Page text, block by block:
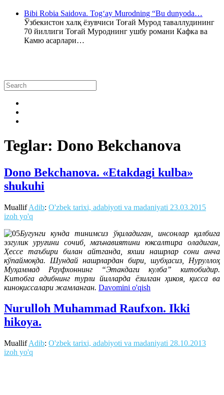
Bibi Robia Saidova. Tog‘ay Murodning “Bu dunyoda…
Ўзбекистон халқ ёзувчиси Тоғай Мурод таваллудининг
70 йиллиги Тоғай Муроднинг ушбу романи Кафка ва
Камю асарлари…
Teglar: Dono Bekchanova
Dono Bekchanova. «Etakdagi kulba»
shukuhi
MuallifAdib: O'zbek tarixi, adabiyoti va madaniyati 23.03.2015
izoh yo'q
Бугунги кунда тинимсиз ўқиладиган, инсонлар қалбига
эзгулик уруғини сочиб, маънавиятини юксалтира оладиган,
Ҳессе таъбири билан айтганда, яхши нашрлар сони анча
кўпаймоқда. Шундай нашрлардан бири, шубҳасиз, Нуруллоҳ
Муҳаммад Рауфхоннинг “Этакдаги кулба” китобидир.
Китобга адибнинг турли йилларда ёзилган ҳикоя, қисса ва
киноқиссалари жамланган. Davomini o'qish
Nurulloh Muhammad Raufxon. Ikki
hikoya.
MuallifAdib: O'zbek tarixi, adabiyoti va madaniyati 28.10.2013
izoh yo'q